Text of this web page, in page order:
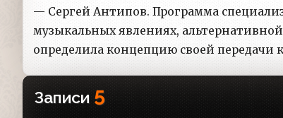
— Сергей Антипов. Программа
музыкальных явлениях,
определила концепцию своей передачи
Записи 5